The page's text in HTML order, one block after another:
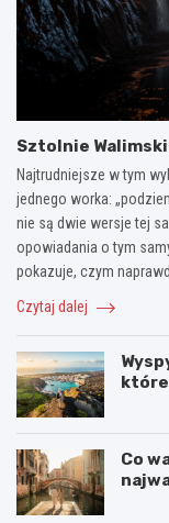
Sztolnie
Najtrudniejsze w tym
jednego worka:
nie są dwie wersje tej
opowiadania o tym
pokazuje, czym
Czytaj dalej
Co